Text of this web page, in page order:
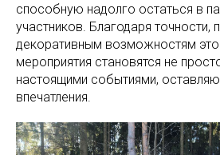
способную надолго остаться в
участников. Благодаря точности,
декоративным возможностям
мероприятия становятся не
настоящими событиями,
впечатления.